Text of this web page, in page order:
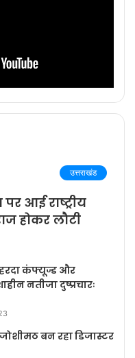
उत्तराखंड
आई राष्ट्रीय
होकर लौटी
कंफ्यूज्ड और
नतीजा दुष्प्रचारः
बन रहा डिजास्टर